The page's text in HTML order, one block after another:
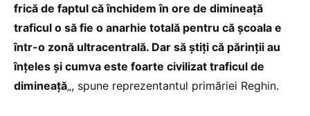
frică de faptul că închidem în ore de dimineață
traficul o să fie o anarhie totală pentru că școala e
într-o zonă ultracentrală. Dar să știți că părinții au
înțeles și cumva este foarte civilizat traficul de
dimineață„, spune reprezentantul primăriei Reghin.